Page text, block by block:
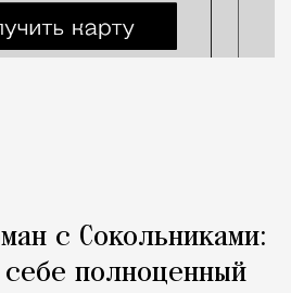
с Сокольниками:
полноценный